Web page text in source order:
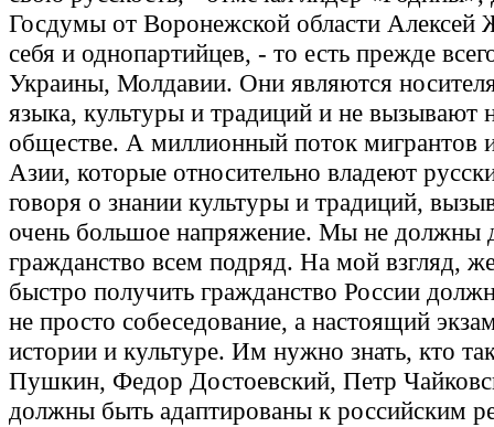
Госдумы от Воронежской области Алексей
себя и однопартийцев, - то есть прежде
Украины, Молдавии. Они являются
языка, культуры и традиций и не вызывают
обществе. А миллионный поток мигрантов
Азии, которые относительно владеют
говоря о знании культуры и традиций,
очень большое напряжение. Мы не должны
гражданство всем подряд. На мой взгляд,
быстро получить гражданство России
не просто собеседование, а настоящий
истории и культуре. Им нужно знать, кто
Пушкин, Федор Достоевский, Петр
должны быть адаптированы к российским